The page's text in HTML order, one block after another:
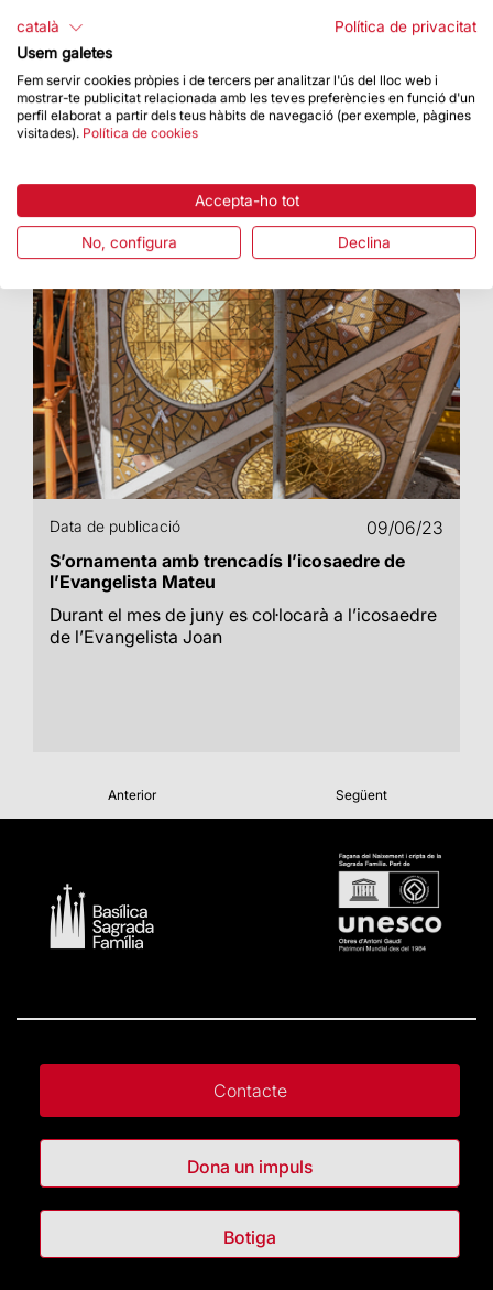
Va estar presidida pel Cardenal i Arquebisbe de
Barcelona, Joan Josep Omella i Omella
Data de publicació
09/06/23
S’ornamenta amb trencadís l’icosaedre de
l’Evangelista Mateu
Durant el mes de juny es col·locarà a l’icosaedre
de l’Evangelista Joan
Anterior Següent
Contacte
Dona un impuls
Botiga
català
Política de privacitat
Usem galetes
Fem servir cookies pròpies i de tercers per analitzar l'ús del lloc web i
mostrar-te publicitat relacionada amb les teves preferències en funció d'un
perfil elaborat a partir dels teus hàbits de navegació (per exemple, pàgines
visitades). Política de cookies
Accepta-ho tot
No, configura Declina